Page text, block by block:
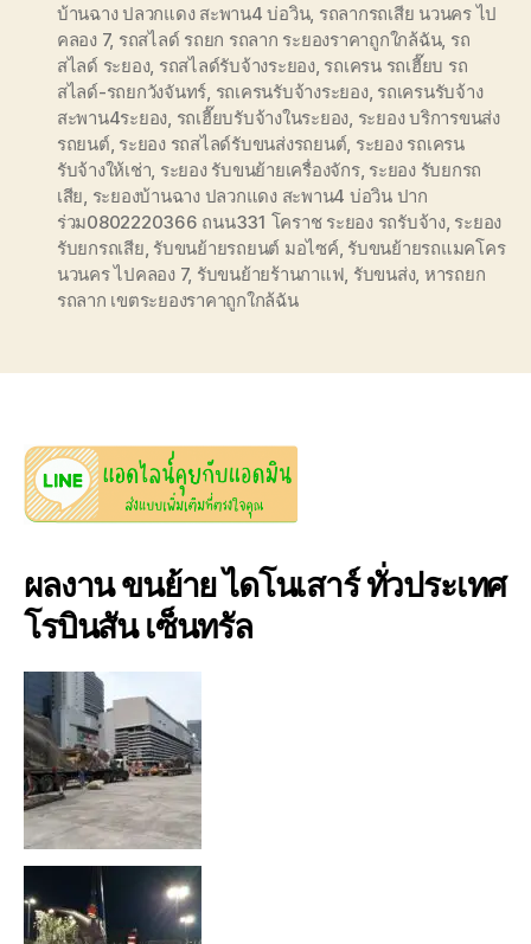
บ้านฉาง ปลวกแดง สะพาน4 บ่อวิน, รถลากรถเสีย นวนคร ไป
คลอง 7, รถสไลด์ รถยก รถลาก ระยองราคาถูกใกล้ฉัน, รถ
สไลด์ ระยอง, รถสไลด์รับจ้างระยอง, รถเครน รถเฮี๊ยบ รถ
สไลด์-รถยกวังจันทร์ รถเครนรับจ้างระยอง, รถเครนรับจ้าง
สะพาน4ระยอง รถเฮี๊ยบรับจ้างในระยอง ระยอง บริการขนส่ง
รถยนต์, ระยอง รถสไลด์รับขนส่งรถยนต์, ระยอง รถเครน
รับจ้างให้เช่า ระยอง รับขนย้ายเครื่องจักร, ระยอง รับยกรถ
เสีย ระยองบ้านฉาง ปลวกแดง สะพาน4 บ่อวิน ปาก
ร่วม0802220366 ถนน331 โคราช ระยอง รถรับจ้าง, ระยอง
รับยกรถเสีย รับขนย้ายรถยนต์ มอไซค์, รับขนย้ายรถแมคโคร
นวนคร ไปคลอง 7, รับขนย้ายร้านกาแฟ รับขนส่ง, หารถยก
รถลาก เขตระยองราคาถูกใกล้ฉัน
ผลงาน ขนย้าย ไดโนเสาร์ ทั่วประเทศ
โรบินสัน เซ็นทรัล